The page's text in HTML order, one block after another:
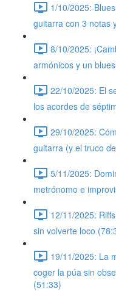
1/10/2025:
guitarra con 3 notas
8/10/2025:
armónicos y un
22/10/2025: El
los acordes de
29/10/2025:
guitarra (y el truco
5/11/2025:
metrónomo e
12/11/2025:
sin volverte loco
19/11/2025: La
coger la púa sin
(51:33)